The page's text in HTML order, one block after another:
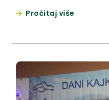
Pročitaj više